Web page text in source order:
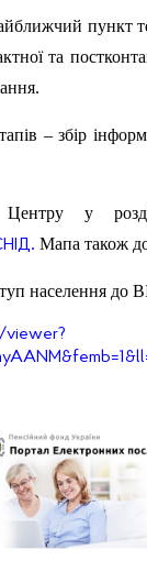
пункт
та
– збір
у
. Мапа також
населення до
viewer?